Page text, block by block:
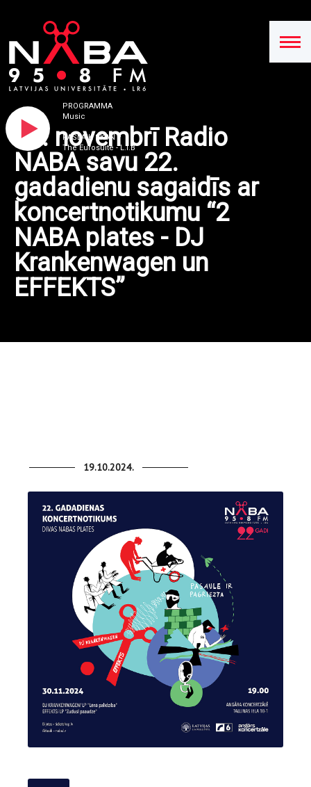
PROGRAMMA
Music
PAŠLAIK SKAN
The Eurosuite - L.I.B
30. novembrī Radio
NABA savu 22.
gadadienu sagaidīs ar
koncertnotikumu “2
NABA plates - DJ
Krankenwagen un
EFFEKTS”
19.10.2024.